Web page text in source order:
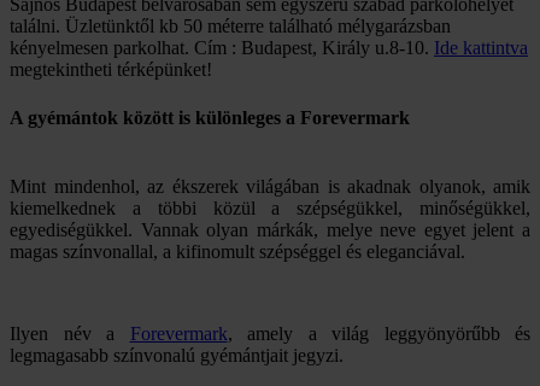
Sajnos Budapest belvárosában sem egyszerű szabad parkolóhelyet
találni. Üzletünktől kb 50 méterre található mélygarázsban
kényelmesen parkolhat. Cím : Budapest, Király u.8-10. Ide kattintva
megtekintheti térképünket!
A gyémántok között is különleges a Forevermark
Mint mindenhol, az ékszerek világában is akadnak olyanok, amik
kiemelkednek a többi közül a szépségükkel, minőségükkel,
egyediségükkel. Vannak olyan márkák, melye neve egyet jelent a
magas színvonallal, a kifinomult szépséggel és eleganciával.
Ilyen név a Forevermark, amely a világ leggyönyörűbb és
legmagasabb színvonalú gyémántjait jegyzi.